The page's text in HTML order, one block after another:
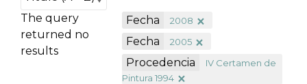
The query
returned no
results
Fecha 2008
Fecha 2005
Procedencia
IV Certamen de
Pintura 1994